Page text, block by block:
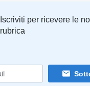
Iscriviti per ricevere le
rubrica